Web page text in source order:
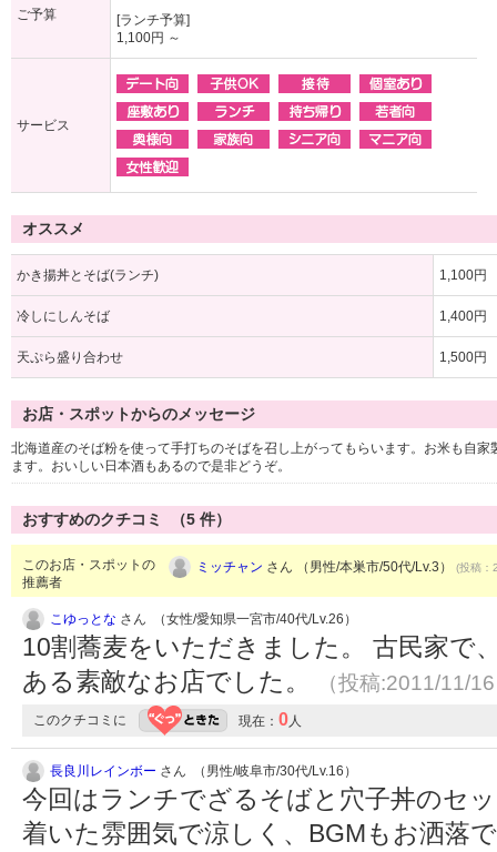
ご予算
[ランチ予算]
1,100円 ～
サービス
オススメ
かき揚丼とそば(ランチ) 1,100円
冷しにしんそば 1,400円
天ぷら盛り合わせ 1,500円
お店・スポットからのメッセージ
北海道産のそば粉を使って手打ちのそばを召し上がってもらいます。お米も自
ます。おいしい日本酒もあるので是非どうぞ。
おすすめのクチコミ （5 件）
このお店・スポットの
推薦者
ミッチャン さん （男性/本巣市/50代/Lv.3） (投稿
こゆっとな さん （女性/愛知県一宮市/40代/Lv.26）
10割蕎麦をいただきました。 古民家で
ある素敵なお店でした。
（投稿:2011/11/
このクチコミに 現在： 0人
長良川レインボー さん （男性/岐阜市/30代/Lv.16）
今回はランチでざるそばと穴子丼のセ
着いた雰囲気で涼しく、BGMもお洒落